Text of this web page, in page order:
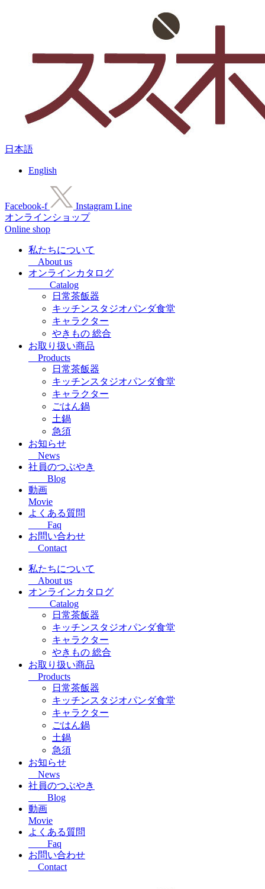
日本語
English
Facebook-f Instagram Line
オンラインショップ
Online shop
私たちについて
About us
オンラインカタログ
Catalog
日常茶飯器
キッチンスタジオパンダ食堂
キャラクター
やきもの 総合
お取り扱い商品
Products
日常茶飯器
キッチンスタジオパンダ食堂
キャラクター
ごはん鍋
土鍋
急須
お知らせ
News
社員のつぶやき
Blog
動画
Movie
よくある質問
Faq
お問い合わせ
Contact
私たちについて
About us
オンラインカタログ
Catalog
日常茶飯器
キッチンスタジオパンダ食堂
キャラクター
やきもの 総合
お取り扱い商品
Products
日常茶飯器
キッチンスタジオパンダ食堂
キャラクター
ごはん鍋
土鍋
急須
お知らせ
News
社員のつぶやき
Blog
動画
Movie
よくある質問
Faq
お問い合わせ
Contact